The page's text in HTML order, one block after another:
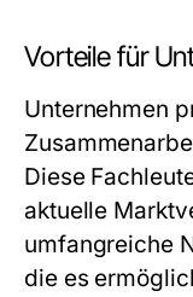
Vorteile für
Unternehmen
Diese
aktuelle
umfangreiche
die es